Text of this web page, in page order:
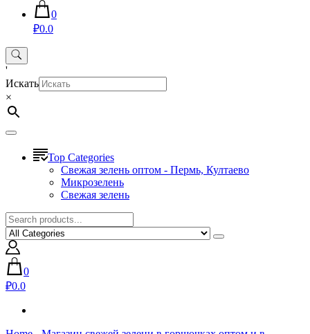
0
₽0.0
'
Искать
×
Top Categories
Свежая зелень оптом - Пермь, Култаево
Микрозелень
Свежая зелень
0
₽0.0